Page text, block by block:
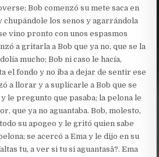
Bob comenzó su mete saca en
chupándole los senos y agarrándola
vino pronto con unos espasmos
a gritarla a Bob que ya no, que se la
mucho; Bob ni caso le hacía,
el fondo y no iba a dejar de sentir ese
a llorar y a suplicarle a Bob que se
le pregunto que pasaba; la pelona le
que ya no aguantaba. Bob, molesto,
su apogeo y le gritó quien sabe
se acercó a Ema y le dijo en su
tu, a ver si tu si aguantasâ?. Ema